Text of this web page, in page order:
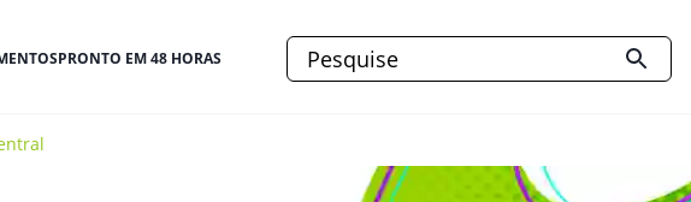
PRONTO EM 48 HORAS